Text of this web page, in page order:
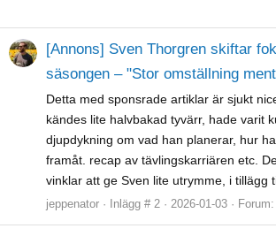
[Annons] Sven Thorgren skiftar
säsongen – "Stor omställning
Detta med sponsrade artiklar är sjukt
kändes lite halvbakad tyvärr, hade varit
djupdykning om vad han planerar, hur
framåt. recap av tävlingskarriären etc.
vinklar att ge Sven lite utrymme, i tillägg
jeppenator Inlägg # 2 2026-01-03 Forum: